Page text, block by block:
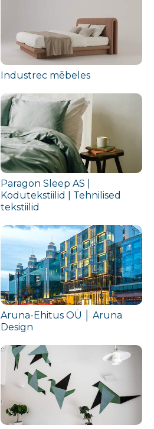
Industrec mēbeles
Paragon Sleep AS |
Kodutekstiilid | Tehnilised
tekstiilid
Aruna-Ehitus OÜ │ Aruna
Design